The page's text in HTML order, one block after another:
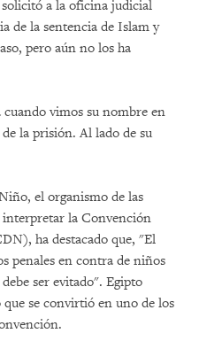
a la oficina judicial
de la sentencia de Islam y
pero aún no los ha
vimos su nombre en
la prisión. Al lado de su
el organismo de las
interpretar la Convención
ha destacado que, "El
penales en contra de niños
ser evitado". Egipto
se convirtió en uno de los